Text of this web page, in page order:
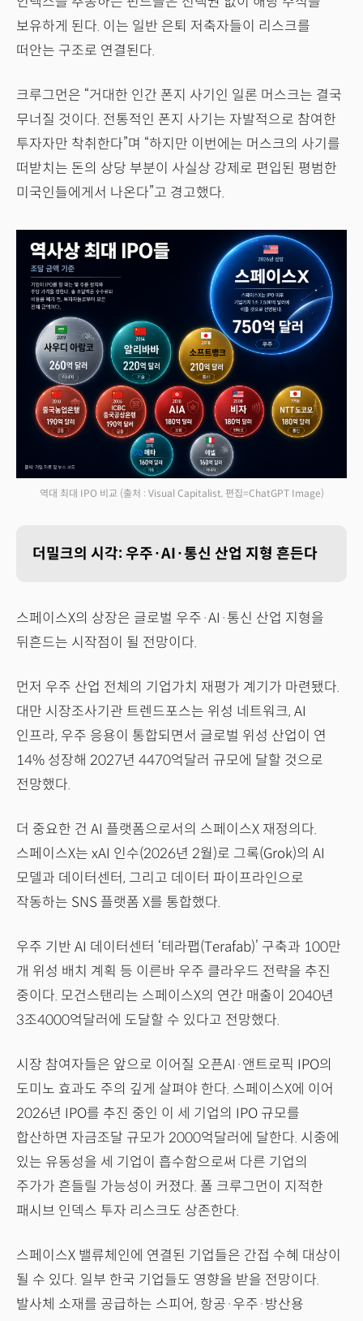
보유하게 된다. 이는 일반 은퇴 저축자들이 리스크를
떠안는 구조로 연결된다.
크루그먼은 “거대한 인간 폰지 사기인 일론 머스크는 결국
무너질 것이다. 전통적인 폰지 사기는 자발적으로 참여한
투자자만 착취한다”며 “하지만 이번에는 머스크의 사기를
떠받치는 돈의 상당 부분이 사실상 강제로 편입된 평범한
미국인들에게서 나온다”고 경고했다.
역대 최대 IPO 비교 (출처 : Visual Capitalist, 편집=ChatGPT Image)
더밀크의 시각: 우주·AI·통신 산업 지형 흔든다
스페이스X의 상장은 글로벌 우주·AI·통신 산업 지형을
뒤흔드는 시작점이 될 전망이다.
먼저 우주 산업 전체의 기업가치 재평가 계기가 마련됐다.
대만 시장조사기관 트렌드포스는 위성 네트워크, AI
인프라, 우주 응용이 통합되면서 글로벌 위성 산업이 연
14% 성장해 2027년 4470억달러 규모에 달할 것으로
전망했다.
더 중요한 건 AI 플랫폼으로서의 스페이스X 재정의다.
스페이스X는 xAI 인수(2026년 2월)로 그록(Grok)의 AI
모델과 데이터센터, 그리고 데이터 파이프라인으로
작동하는 SNS 플랫폼 X를 통합했다.
우주 기반 AI 데이터센터 ‘테라팹(Terafab)’ 구축과 100만
개 위성 배치 계획 등 이른바 우주 클라우드 전략을 추진
중이다. 모건스탠리는 스페이스X의 연간 매출이 2040년
3조4000억달러에 도달할 수 있다고 전망했다.
시장 참여자들은 앞으로 이어질 오픈AI·앤트로픽 IPO의
도미노 효과도 주의 깊게 살펴야 한다. 스페이스X에 이어
2026년 IPO를 추진 중인 이 세 기업의 IPO 규모를
합산하면 자금조달 규모가 2000억달러에 달한다. 시중에
있는 유동성을 세 기업이 흡수함으로써 다른 기업의
주가가 흔들릴 가능성이 커졌다. 폴 크루그먼이 지적한
패시브 인덱스 투자 리스크도 상존한다.
스페이스X 밸류체인에 연결된 기업들은 간접 수혜 대상이
될 수 있다. 일부 한국 기업들도 영향을 받을 전망이다.
발사체 소재를 공급하는 스피어, 항공·우주·방산용